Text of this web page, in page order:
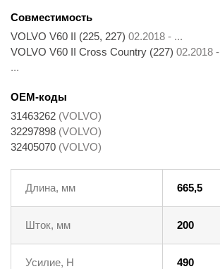
Совместимость
VOLVO V60 II (225, 227) 02.2018 - ...
VOLVO V60 II Cross Country (227) 02.2018 -
...
OEM-коды
31463262 (VOLVO)
32297898 (VOLVO)
32405070 (VOLVO)
Длина, мм 665,5
Шток, мм 200
Усилие, Н 490